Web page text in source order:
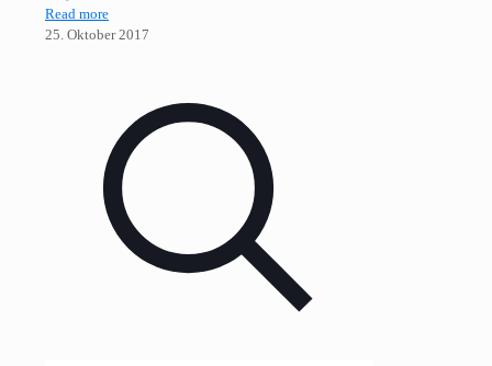
Read more
25. Oktober 2017